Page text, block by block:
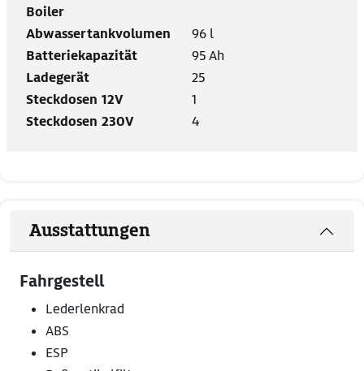
Boiler
Abwassertankvolumen
96 l
Batteriekapazität
95 Ah
Ladegerät
25
Steckdosen 12V
1
Steckdosen 230V
4
Ausstattungen
Fahrgestell
Lederlenkrad
ABS
ESP